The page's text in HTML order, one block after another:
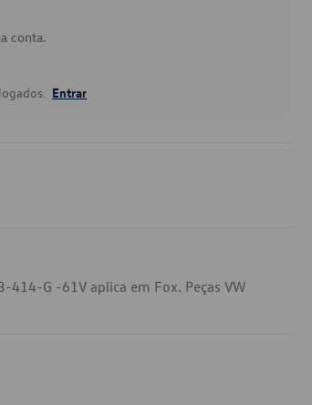
conta.
Entrar
G -61V aplica em Fox. Peças VW